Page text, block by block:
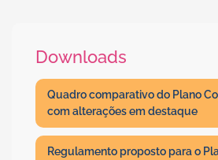
Downloads
Quadro comparativo do Plano
com alterações em destaque
Regulamento proposto para o